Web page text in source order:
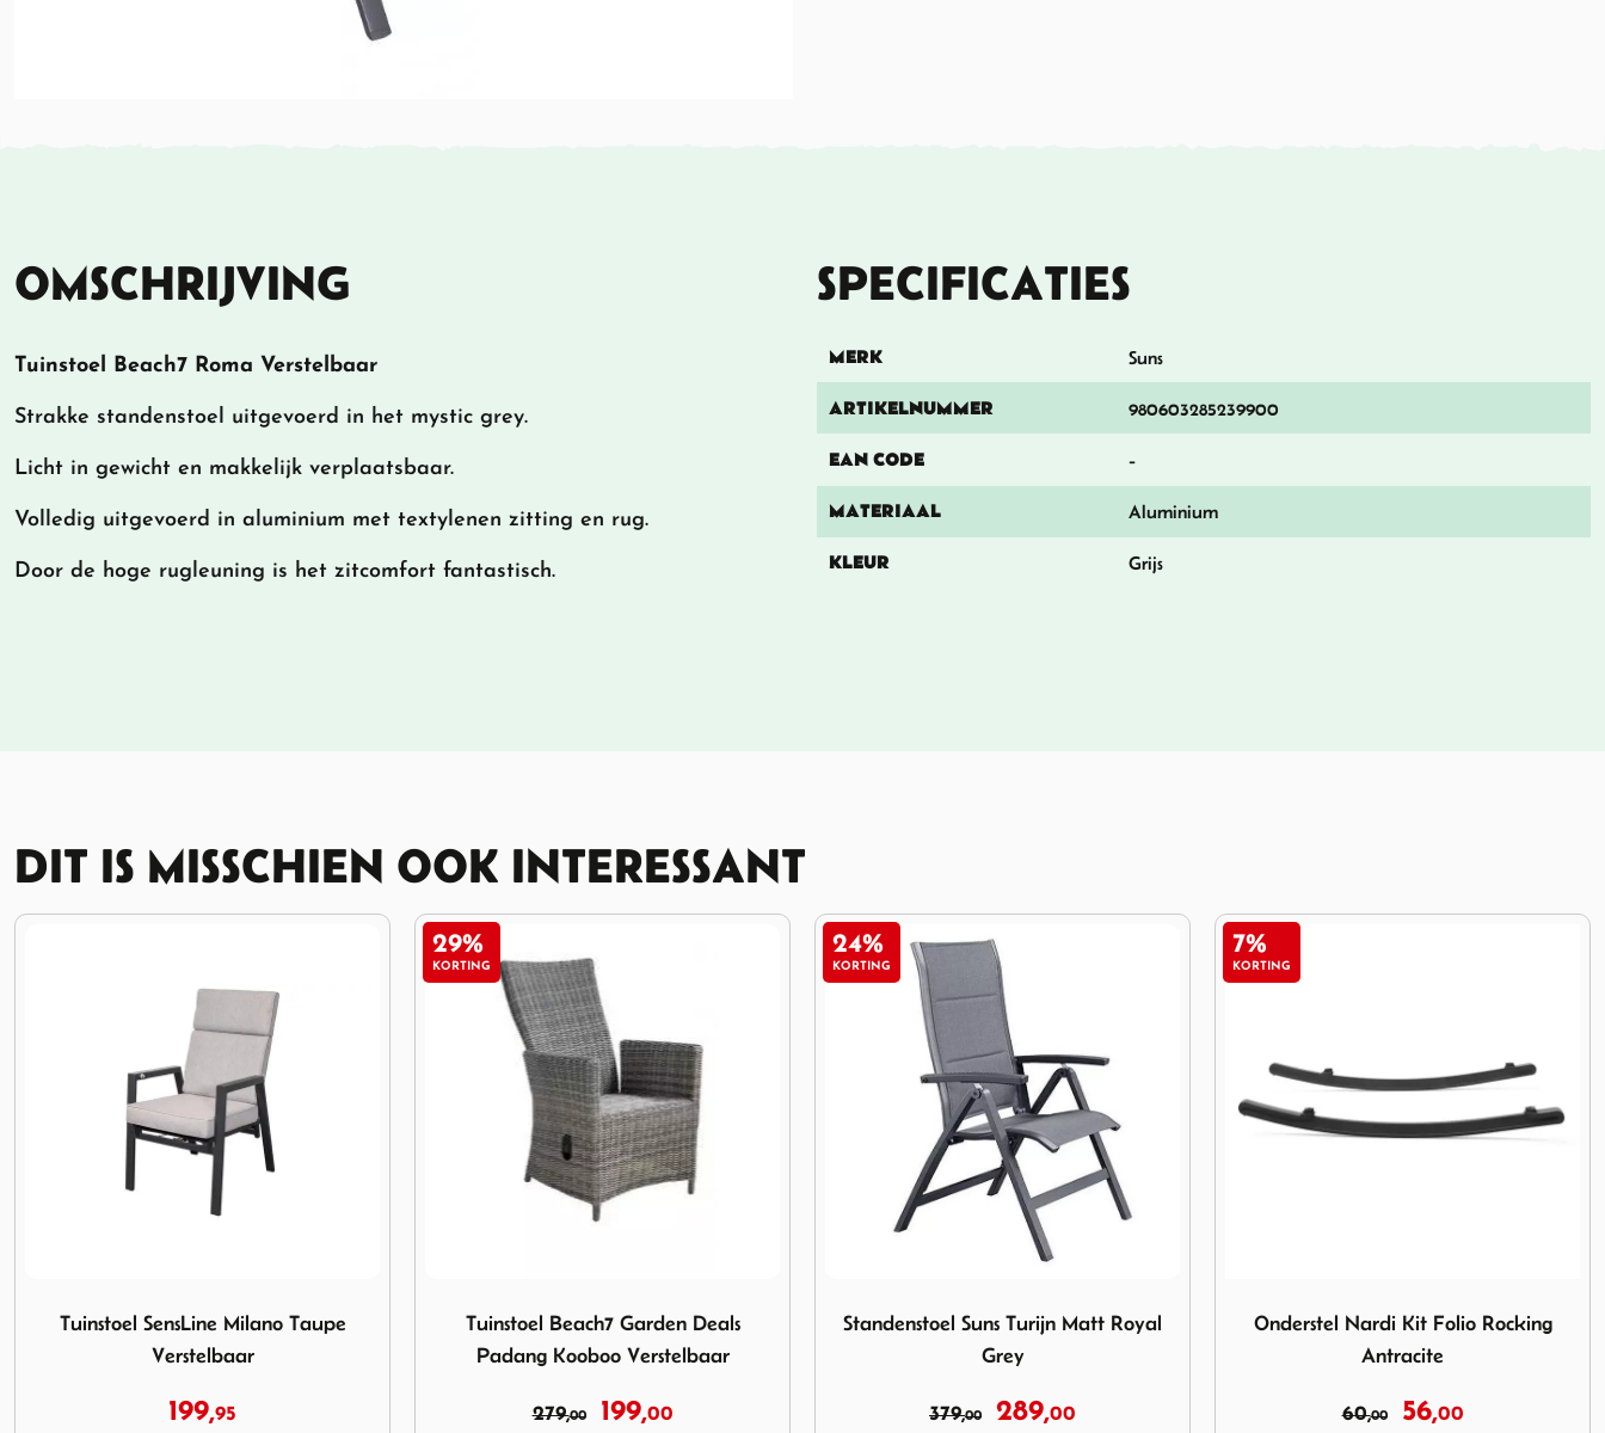
OMSCHRIJVING
Tuinstoel Beach7 Roma Verstelbaar
Strakke standenstoel uitgevoerd in het mystic grey.
Licht in gewicht en makkelijk verplaatsbaar.
Volledig uitgevoerd in aluminium met textylenen zitting en rug.
Door de hoge rugleuning is het zitcomfort fantastisch.
SPECIFICATIES
MERK Suns
ARTIKELNUMMER 980603285239900
EAN CODE -
MATERIAAL Aluminium
KLEUR Grijs
DIT IS MISSCHIEN OOK INTERESSANT
Tuinstoel Beach7 Garden Deals
Padang Kooboo Verstelbaar
00 199,
24%
KORTING
Standenstoel Suns Turijn Matt Royal
Grey
379,00 289,00
7%
KORTING
Onderstel Nardi Kit Folio Rocking
Antracite
60,00 56,00
23%
KORTING
Standenstoel Suns Amsterdam Teak
White
259,00 199,00